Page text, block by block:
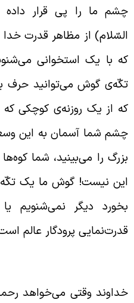
ما را پی قرار داده
از مظاهر قدرت خدا
با یک استخوانی
گوش می‌توانید حرف
از یک روزنه‌ی کوچکی که
شما آسمان به این وسعت
را می‌بینید، شما کوه‌ها
نیست! گوش ما یک تکّه
دیگر نمی‌شنویم یا
پرودگار عالم است
وقتی می‌‌خواهد